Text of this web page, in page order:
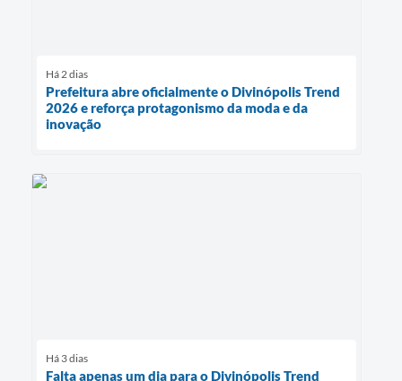
Há 2 dias
Prefeitura abre oficialmente o Divinópolis Trend
2026 e reforça protagonismo da moda e da
inovação
Há 3 dias
Falta apenas um dia para o Divinópolis Trend